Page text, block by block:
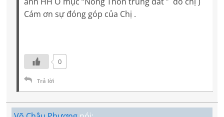
Cám ơn sự đóng góp của Chị .
0
Trả lời